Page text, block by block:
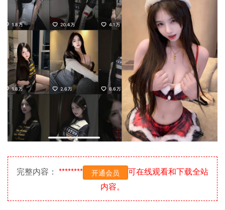
完整内容： ******** 开通会员
可在线观看和下载全站
内容。